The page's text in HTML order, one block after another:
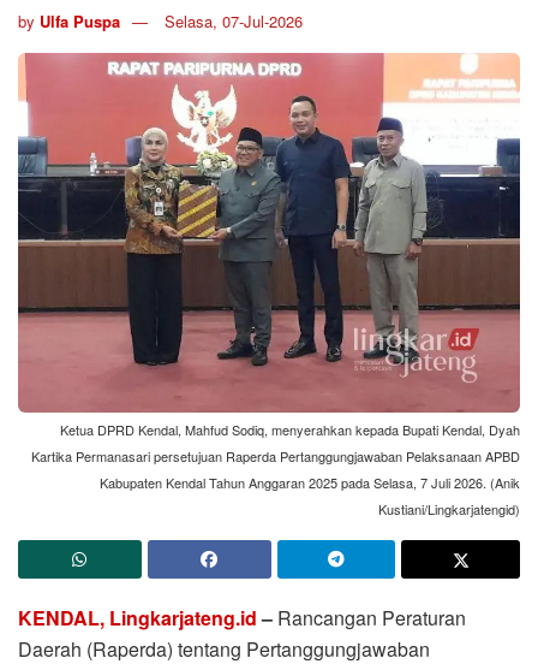
by Ulfa Puspa Selasa, 07-Jul-2026
Ketua DPRD Kendal, Mahfud Sodiq, menyerahkan kepada Bupati Kendal, Dyah
Kartika Permanasari persetujuan Raperda Pertanggungjawaban Pelaksanaan APBD
Kabupaten Kendal Tahun Anggaran 2025 pada Selasa, 7 Juli 2026. (Anik
Kustiani/Lingkarjatengid)
KENDAL, Lingkarjateng.id– Rancangan Peraturan
Daerah (Raperda) tentang Pertanggungjawaban